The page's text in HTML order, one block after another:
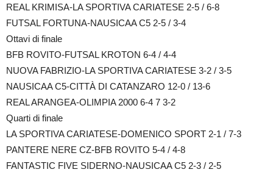
REAL KRIMISA-LA SPORTIVA CARIATESE 2-5 / 6-8
FUTSAL FORTUNA-NAUSICAA C5 2-5 / 3-4
Ottavi di finale
BFB ROVITO-FUTSAL KROTON 6-4 / 4-4
NUOVA FABRIZIO-LA SPORTIVA CARIATESE 3-2 / 3-5
NAUSICAA C5-CITTÀ DI CATANZARO 12-0 / 13-6
REAL ARANGEA-OLIMPIA 2000 6-4 7 3-2
Quarti di finale
LA SPORTIVA CARIATESE-DOMENICO SPORT 2-1 / 7-3
PANTERE NERE CZ-BFB ROVITO 5-4 / 4-8
FANTASTIC FIVE SIDERNO-NAUSICAA C5 2-3 / 2-5